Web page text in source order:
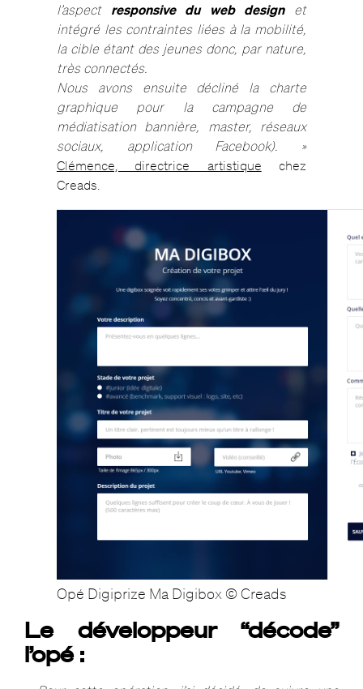
l’aspect responsive du web designet
intégré les contraintes liées à la mobilité,
la cible étant des jeunes donc, par nature,
très connectés.
Nous avons ensuite décliné la charte
graphique pour la campagne de
médiatisation bannière, master, réseaux
sociaux, application Facebook). »
Clémence, directrice artistique chez
Creads.
Opé Digiprize Ma Digibox © Creads
Le développeur “décode”
l’opé :